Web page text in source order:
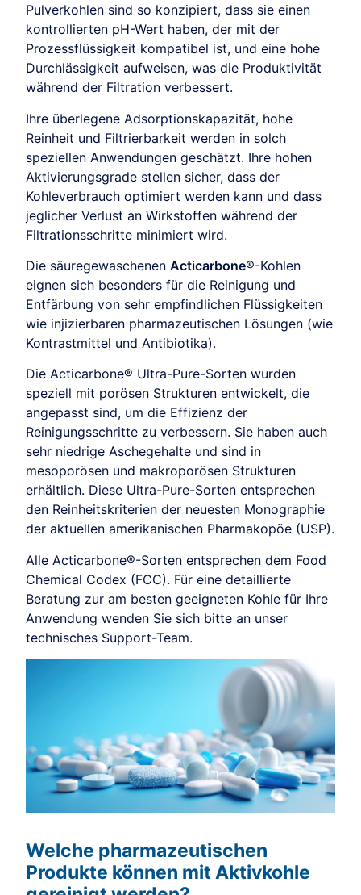
Pulverkohlen sind so konzipiert, dass sie einen
kontrollierten pH-Wert haben, der mit der
Prozessflüssigkeit kompatibel ist, und eine hohe
Durchlässigkeit aufweisen, was die Produktivität
während der Filtration verbessert.
Ihre überlegene Adsorptionskapazität, hohe
Reinheit und Filtrierbarkeit werden in solch
speziellen Anwendungen geschätzt. Ihre hohen
Aktivierungsgrade stellen sicher, dass der
Kohleverbrauch optimiert werden kann und dass
jeglicher Verlust an Wirkstoffen während der
Filtrationsschritte minimiert wird.
Die säuregewaschenenActicarbone®-Kohlen
eignen sich besonders für die Reinigung und
Entfärbung von sehr empfindlichen Flüssigkeiten
wie injizierbaren pharmazeutischen Lösungen (wie
Kontrastmittel und Antibiotika).
Die Acticarbone® Ultra-Pure-Sorten wurden
speziell mit porösen Strukturen entwickelt, die
angepasst sind, um die Effizienz der
Reinigungsschritte zu verbessern. Sie haben auch
sehr niedrige Aschegehalte und sind in
mesoporösen und makroporösen Strukturen
erhältlich. Diese Ultra-Pure-Sorten entsprechen
den Reinheitskriterien der neuesten Monographie
der aktuellen amerikanischen Pharmakopöe (USP).
Alle Acticarbone®-Sorten entsprechen dem Food
Chemical Codex (FCC). Für eine detaillierte
Beratung zur am besten geeigneten Kohle für Ihre
Anwendung wenden Sie sich bitte an unser
technisches Support-Team.
Welche pharmazeutischen
Produkte können mit Aktivkohle